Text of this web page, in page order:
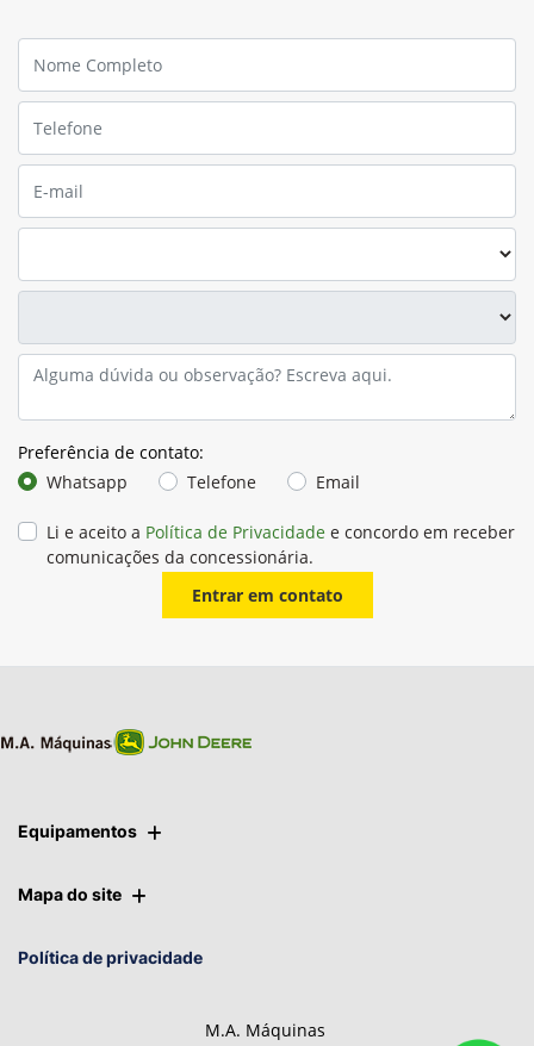
Preferência de contato:
Whatsapp
Telefone Email
Li e aceito a Política de Privacidade e concordo em receber
comunicações da concessionária.
Entrar em contato
Equipamentos
Mapa do site
Política de privacidade
M.A. Máquinas